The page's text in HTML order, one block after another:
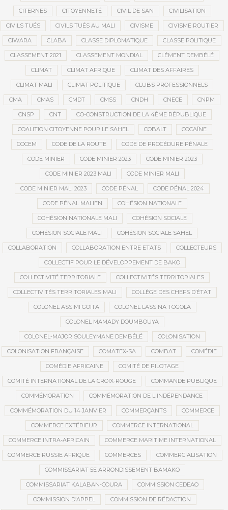
CITERNES CITOYENNETÉ CIVIL DE SAN CIVILISATION
CIVILS TUÉS CIVILS TUÉS AU MALI CIVISME CIVISME ROUTIER
CIWARA CLABA CLASSE DIPLOMATIQUE CLASSE POLITIQUE
CLASSEMENT 2021 CLASSEMENT MONDIAL CLÉMENT DEMBÉLÉ
CLIMAT CLIMAT AFRIQUE CLIMAT DES AFFAIRES
CLIMAT MALI CLIMAT POLITIQUE CLUBS PROFESSIONNELS
CMA CMAS CMDT CMSS CNDH CNECE CNPM
CNSP CNT CO-CONSTRUCTION DE LA 4ÈME RÉPUBLIQUE
COALITION CITOYENNE POUR LE SAHEL COBALT COCAÏNE
COCEM CODE DE LA ROUTE CODE DE PROCÉDURE PÉNALE
CODE MINIER CODE MINIER 2023 CODE MINIER 2023
CODE MINIER 2023 MALI CODE MINIER MALI
CODE MINIER MALI 2023 CODE PÉNAL CODE PÉNAL 2024
CODE PÉNAL MALIEN COHÉSION NATIONALE
COHÉSION NATIONALE MALI COHÉSION SOCIALE
COHÉSION SOCIALE MALI COHÉSION SOCIALE SAHEL
COLLABORATION COLLABORATION ENTRE ETATS COLLECTEURS
COLLECTIF POUR LE DÉVELOPPEMENT DE BAKO
COLLECTIVITÉ TERRITORIALE COLLECTIVITÉS TERRITORIALES
COLLECTIVITÉS TERRITORIALES MALI COLLÈGE DES CHEFS D’ÉTAT
COLONEL ASSIMI GOÏTA COLONEL LASSINA TOGOLA
COLONEL MAMADY DOUMBOUYA
COLONEL-MAJOR SOULEYMANE DEMBÉLÉ COLONISATION
COLONISATION FRANÇAISE COMATEX-SA COMBAT COMÉDIE
COMÉDIE AFRICAINE COMITÉ DE PILOTAGE
COMITÉ INTERNATIONAL DE LA CROIX-ROUGE COMMANDE PUBLIQUE
COMMÉMORATION COMMÉMORATION DE L'INDÉPENDANCE
COMMÉMORATION DU 14 JANVIER COMMERÇANTS COMMERCE
COMMERCE EXTÉRIEUR COMMERCE INTERNATIONAL
COMMERCE INTRA-AFRICAIN COMMERCE MARITIME INTERNATIONAL
COMMERCE RUSSIE AFRIQUE COMMERCES COMMERCIALISATION
COMMISSARIAT 5E ARRONDISSEMENT BAMAKO
COMMISSARIAT KALABAN-COURA COMMISSION CEDEAO
COMMISSION D’APPEL COMMISSION DE RÉDACTION